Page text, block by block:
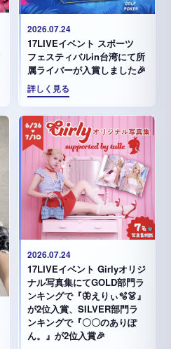
2026.07.24
17LIVEイベント スポーツ
フェスティバルin台湾にて所
属ライバーが入賞しました🎉
詳しく見る
2026.07.24
17LIVEイベント Girlyオリジ
ナル写真集にてGOLD部門ラ
ンキングで『🦋えりぃ🫧👗』
が2位入賞、SILVER部門ラ
ンキングで『〇〇のありぽ
ん。』が2位入賞🎉